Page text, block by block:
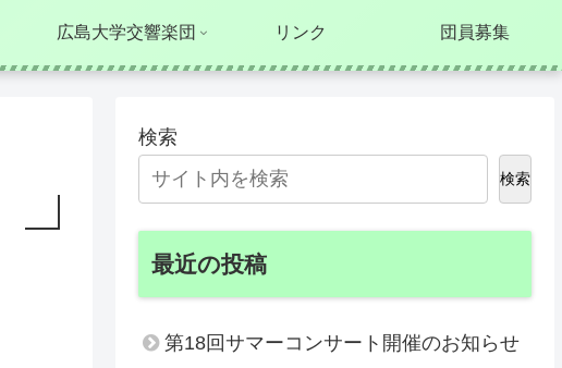
広島大学交響楽団 リンク 団員募集
検索
検索
最近の投稿
第18回サマーコンサート開催のお知らせ